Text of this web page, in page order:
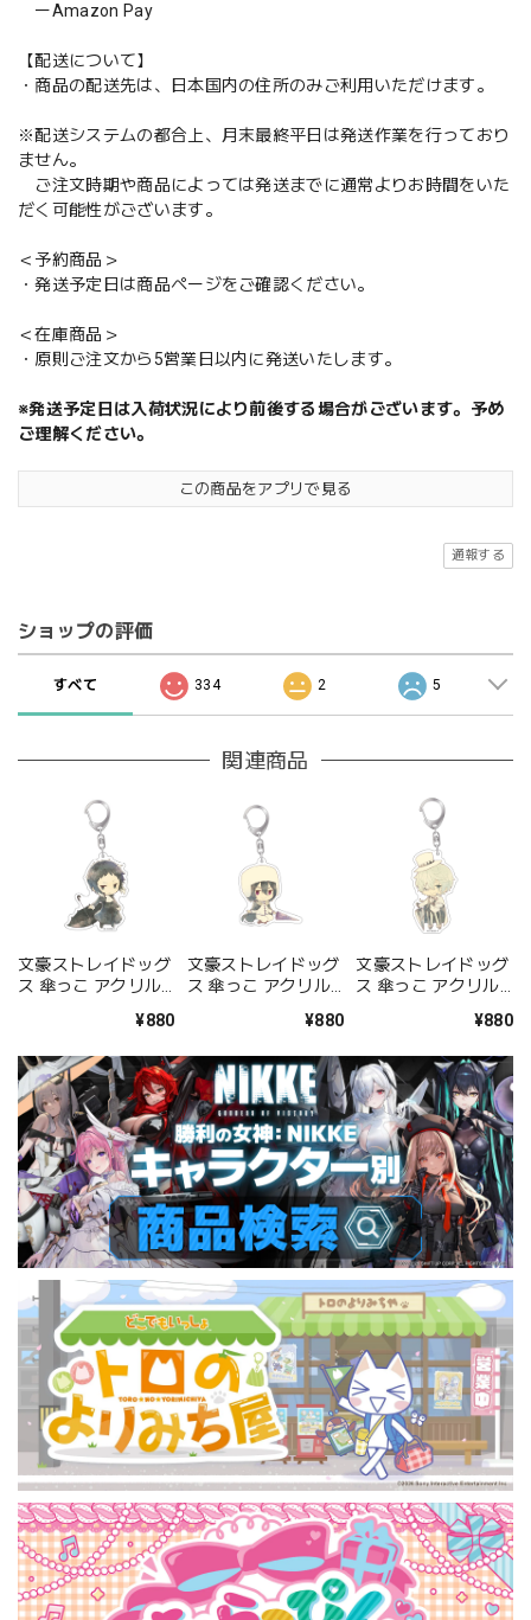
ーAmazon Pay
【配送について】
・商品の配送先は、日本国内の住所のみご利用いただけます。
※配送システムの都合上、月末最終平日は発送作業を行っており
ません。
ご注文時期や商品によっては発送までに通常よりお時間をいた
だく可能性がございます。
＜予約商品＞
・発送予定日は商品ページをご確認ください。
＜在庫商品＞
・原則ご注文から5営業日以内に発送いたします。
※発送予定日は入荷状況により前後する場合がございます。予め
ご理解ください。
この商品をアプリで見る
通報する
ショップの評価
すべて 334 2 5
関連商品
文豪ストレイドッグ
ス 傘っこ アクリル
¥880
文豪ストレイドッグ
ス 傘っこ アクリル
¥880
文豪ストレイドッグ
ス 傘っこ アクリル
¥880